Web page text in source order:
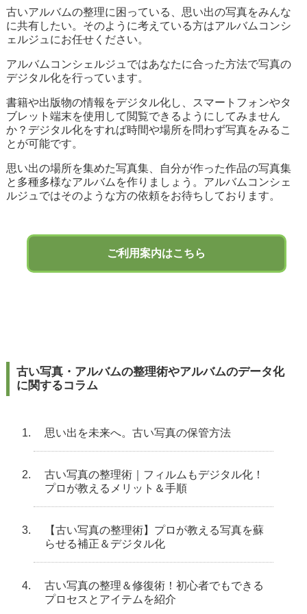
古いアルバムの整理に困っている、思い出の写真をみんな
に共有したい。そのように考えている方はアルバムコンシ
ェルジュにお任せください。
アルバムコンシェルジュではあなたに合った方法で写真の
デジタル化を行っています。
書籍や出版物の情報をデジタル化し、スマートフォンやタ
ブレット端末を使用して閲覧できるようにしてみません
か？デジタル化をすれば時間や場所を問わず写真をみるこ
とが可能です。
思い出の場所を集めた写真集、自分が作った作品の写真集
と多種多様なアルバムを作りましょう。アルバムコンシェ
ルジュではそのような方の依頼をお待ちしております。
ご利用案内はこちら
古い写真・アルバムの整理術やアルバムのデータ化
に関するコラム
思い出を未来へ。古い写真の保管方法
古い写真の整理術｜フィルムもデジタル化！
プロが教えるメリット＆手順
【古い写真の整理術】プロが教える写真を蘇
らせる補正＆デジタル化
古い写真の整理＆修復術！初心者でもできる
プロセスとアイテムを紹介